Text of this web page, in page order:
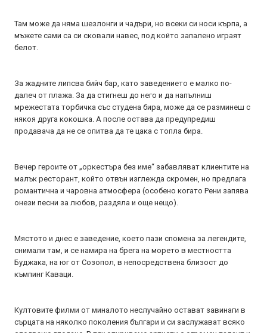
Там може да няма шезлонги и чадъри, но всеки си носи кърпа, а
мъжете сами са си сковали навес, под който запалено играят
белот.
За жадните липсва бийч бар, като заведението е малко по-
далеч от плажа. За да стигнеш до него и да напълниш
мрежестата торбичка със студена бира, може да се разминеш с
някоя друга кокошка. А после остава да предупредиш
продавача да не се опитва да те цака с топла бира.
Вечер героите от „оркестъра без име“ забавляват клиентите на
малък ресторант, който отвън изглежда скромен, но предлага
романтична и чаровна атмосфера (особено когато Рени запява
онези песни за любов, раздяла и още нещо).
Мястото и днес е заведение, което пази спомена за легендите,
снимали там, и се намира на брега на морето в местността
Буджака, на юг от Созопол, в непосредствена близост до
къмпинг Каваци.
Култовите филми от миналото неслучайно остават завинаги в
сърцата на няколко поколения българи и си заслужават всяко